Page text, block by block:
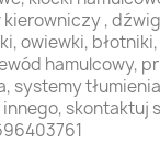
kierowniczy ,
owiewki,
hamulcowy,
systemy
skontaktuj